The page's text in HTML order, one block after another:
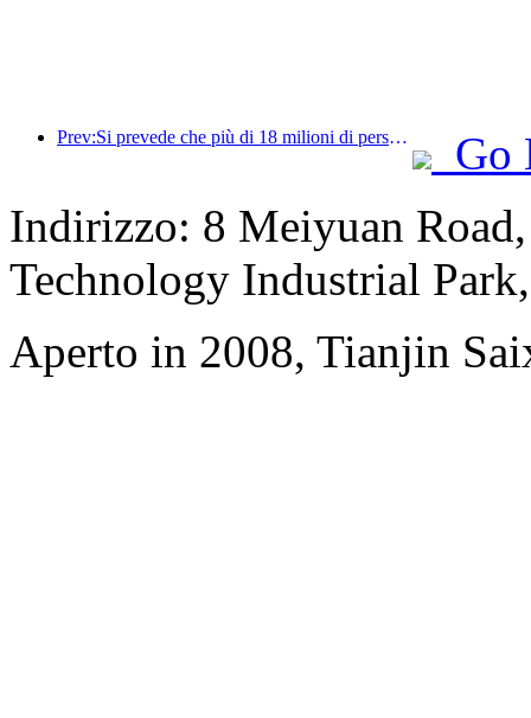
Prev:Si prevede che più di 18 milioni di persone entreranno e usciranno dal Paese durante i 9 giorni di festività della Festa di Primavera.
Go
Indirizzo: 8 Meiyuan
Technology Industrial
Aperto in 2008, Tianjin